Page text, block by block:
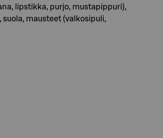
lipstikka, purjo, mustapippuri),
mausteet (valkosipuli,